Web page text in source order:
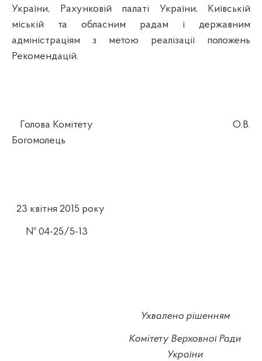
України, Рахунковій палаті України, Київській
міській та обласним радам і державним
адміністраціям з метою реалізації положень
Рекомендацій.
Голова Комітету
О.В.
Богомолець
23 квітня 2015 року
№ 04-25/5-13
Ухвалено рішенням
Комітету Верховної Ради
України